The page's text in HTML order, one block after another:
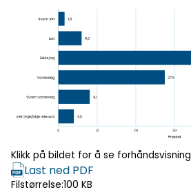
Klikk for
forhåndsvisning
Klikk på bildet for å se forhåndsvisning
Last ned PDF
Filstørrelse:100 KB